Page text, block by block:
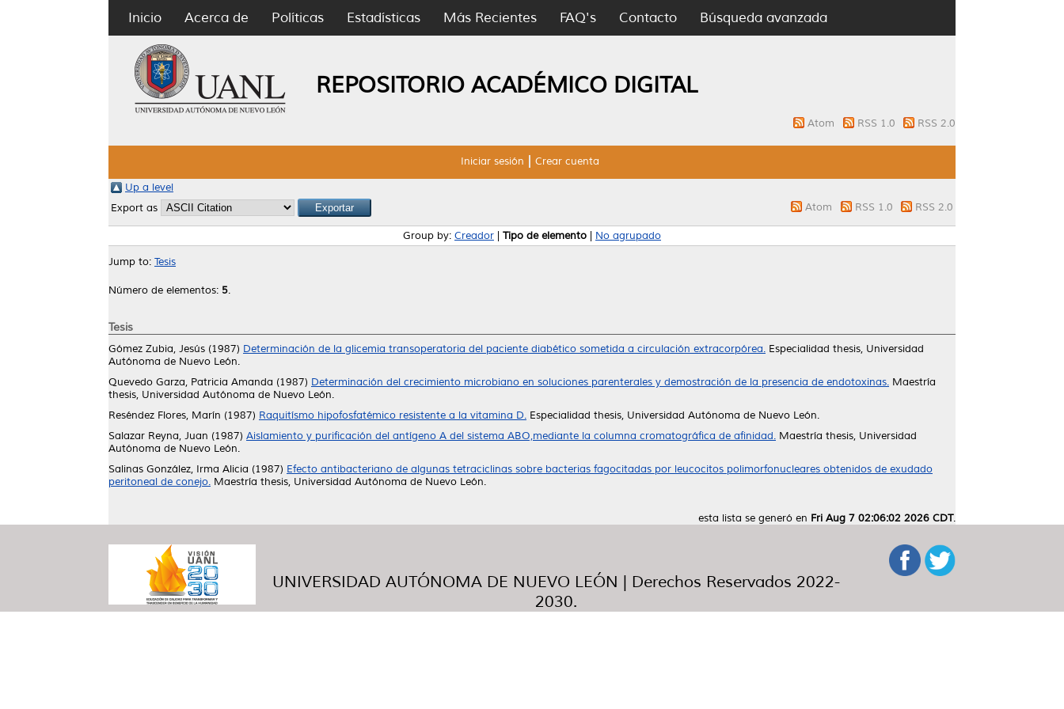
Inicio Acerca de Políticas Estadísticas Más Recientes FAQ's Contacto Búsqueda avanzada
REPOSITORIO ACADÉMICO DIGITAL
Atom RSS 1.0 RSS 2.0
Iniciar sesión Crear cuenta
Up a level
Export as
Atom RSS 1.0 RSS 2.0
Group by: Creador Tipo de elemento No agrupado
Jump to: Tesis
Número de elementos: 5.
Tesis
Gómez Zubia, Jesús (1987) Determinación de la glicemia transoperatoria del paciente diabético sometida a circulación extracorpórea. Especialidad thesis, Universidad
Autónoma de Nuevo León.
Quevedo Garza, Patricia Amanda (1987) Determinación del crecimiento microbiano en soluciones parenterales y demostración de la presencia de endotoxinas. Maestría
thesis, Universidad Autónoma de Nuevo León.
Reséndez Flores, Marín (1987) Raquitísmo hipofosfatémico resistente a la vitamina D. Especialidad thesis, Universidad Autónoma de Nuevo León.
Salazar Reyna, Juan (1987) Aislamiento y purificación del antígeno A del sistema ABO,mediante la columna cromatográfica de afinidad. Maestría thesis, Universidad
Autónoma de Nuevo León.
Salinas González, Irma Alicia (1987) Efecto antibacteriano de algunas tetraciclinas sobre bacterias fagocitadas por leucocitos polimorfonucleares obtenidos de exudado
peritoneal de conejo. Maestría thesis, Universidad Autónoma de Nuevo León.
esta lista se generó en Fri Aug 7 02:06:02 2026 CDT.
UNIVERSIDAD AUTÓNOMA DE NUEVO LEÓN | Derechos Reservados 2022-
2030.